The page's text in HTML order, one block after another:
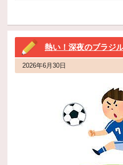
熱い！深夜のブラジ
2026年6月30日